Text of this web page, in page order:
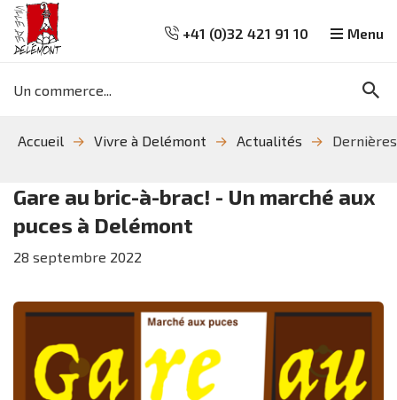
recherche
navigation
+41 (0)32 421 91 10
clés
Menu
Accueil Vivre à Delémont Actualités
Gare au bric-à-brac! - Un marché aux
puces à Delémont
28 septembre 2022